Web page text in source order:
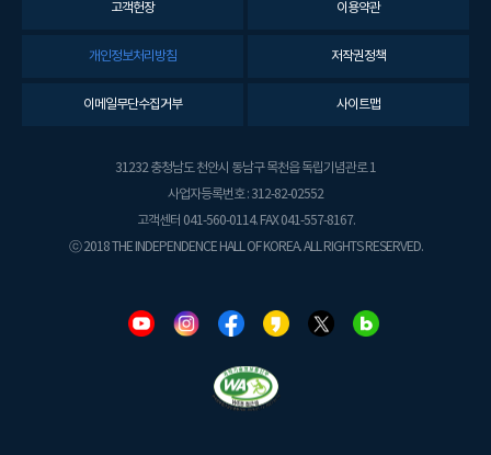
고객헌장 이용약관
개인정보처리방침 저작권정책
이메일무단수집거부 사이트맵
31232 충청남도 천안시 동남구 목천읍 독립기념관로 1
사업자등록번호 : 312-82-02552
고객센터 041-560-0114. FAX 041-557-8167.
ⓒ 2018 THE INDEPENDENCE HALL OF KOREA. ALL RIGHTS RESERVED.